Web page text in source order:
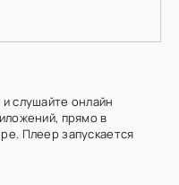
слушайте онлайн
прямо в
Плеер запускается